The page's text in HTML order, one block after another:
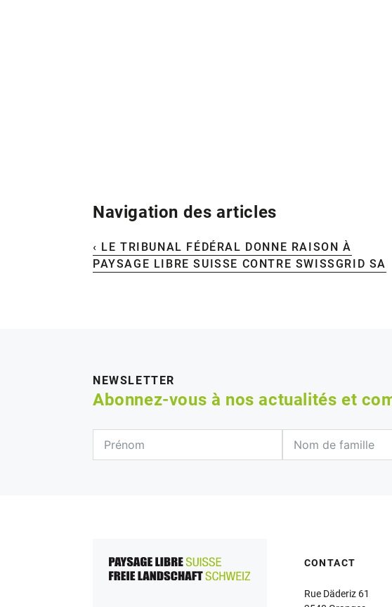
Navigation des articles
‹ LE TRIBUNAL FÉDÉRAL DONNE RAISON À
PAYSAGE LIBRE SUISSE CONTRE SWISSGRID SA
NEWSLETTER
Abonnez-vous à nos actualités et
CONTACT
Rue Däderiz 61